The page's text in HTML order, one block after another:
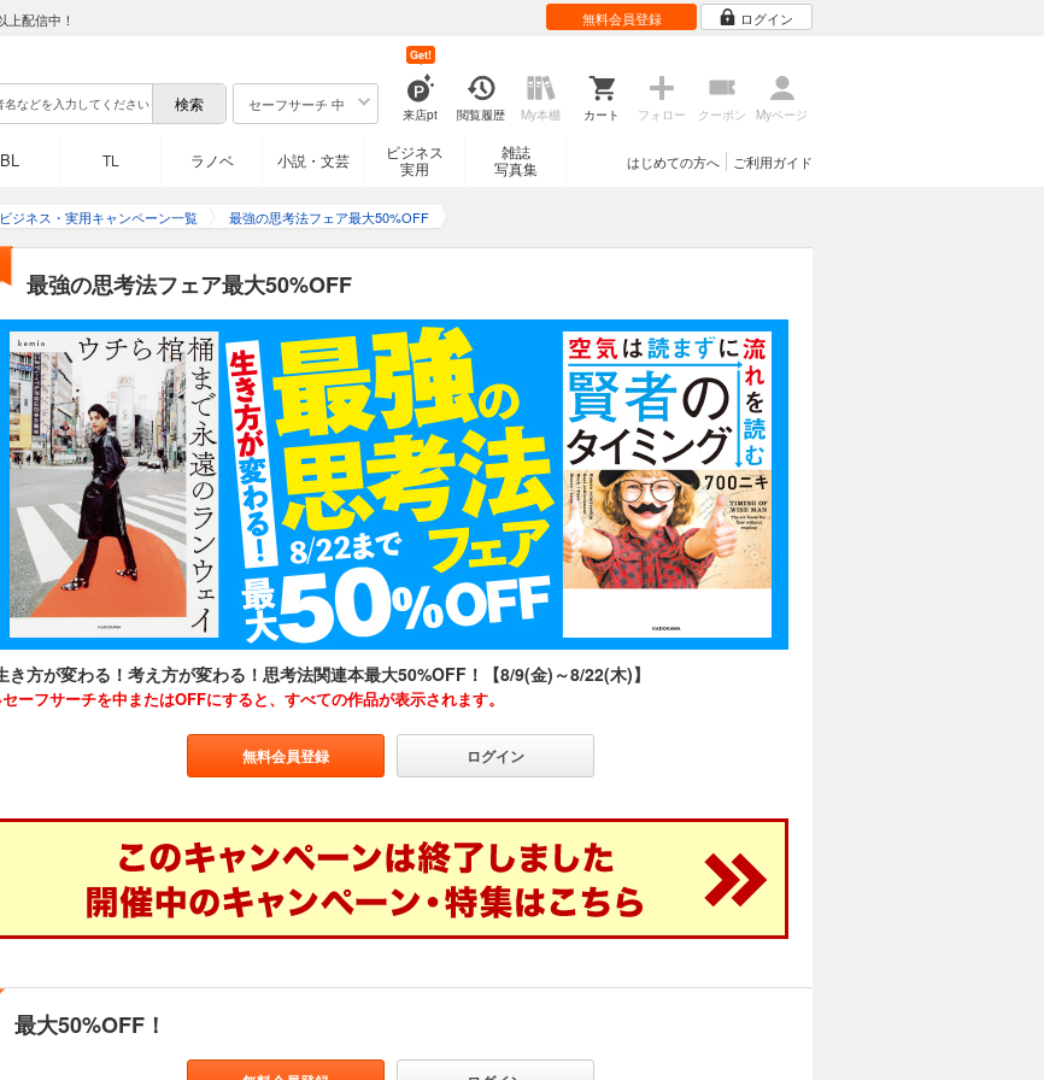
配信中！ 無料会員登録 ログイン
セーフサーチ 中
来店pt
Get!
閲覧履歴 My本棚 カート フォロー クーポン Myページ
BL TL ラノベ 小説・文芸
ビジネス
実用
雑誌
写真集
ご利用ガイド
はじめての方へ
ビジネス・実用キャンペーン一覧 最強の思考法フェア最大50%OFF
最強の思考法フェア最大50%OFF
き方が変わる！考え方が変わる！思考法関連本最大50%OFF！【8/9(金)～8/22(木)】
ーフサーチを中またはOFFにすると、すべての作品が表示されます。
無料会員登録 ログイン
最大50%OFF！